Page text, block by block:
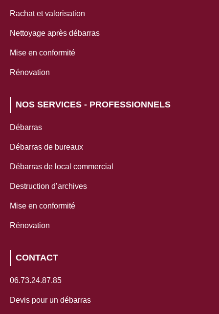
Rachat et valorisation
Nettoyage après débarras
Mise en conformité
Rénovation
NOS SERVICES - PROFESSIONNELS
Débarras
Débarras de bureaux
Débarras de local commercial
Destruction d’archives
Mise en conformité
Rénovation
CONTACT
06.73.24.87.85
Devis pour un débarras